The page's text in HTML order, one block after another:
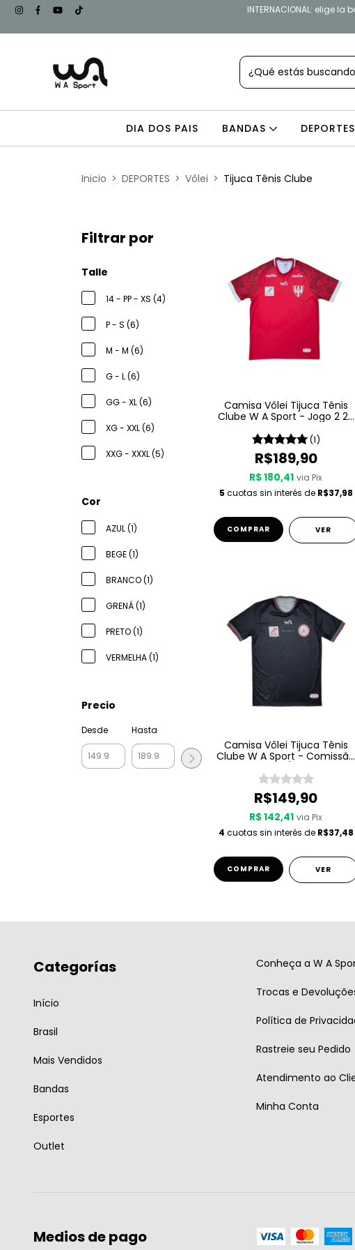
INTERNACIONAL: elige
DIA DOS PAIS BANDAS DEPORTES
Inicio > DEPORTES > Vôlei > Tijuca Tênis Clube
Filtrar por
Talle
14 - PP - XS (4)
P - S (6)
M - M (6)
G - L (6)
GG - XL (6)
XG - XXL (6)
XXG - XXXL (5)
Cor
AZUL (1)
BEGE (1)
BRANCO (1)
GRENÁ (1)
PRETO (1)
VERMELHA (1)
Precio
Desde Hasta
Camisa Vôlei Tijuca Tênis
Clube W A Sport - Jogo 2 25
(1)
R$189,90
R$ 180,41 via Pix
5 cuotas sin interés de R$37,98
COMPRAR VER
Camisa Vôlei Tijuca Tênis
Clube W A Sport - Comissão
R$149,90
R$ 142,41 via Pix
4 cuotas sin interés de R$37,48
COMPRAR VER
Categorías
Início
Brasil
Mais Vendidos
Bandas
Esportes
Outlet
Conheça a W A
Trocas e
Política de
Rastreie seu Pedido
Atendimento ao
Minha Conta
Medios de pago